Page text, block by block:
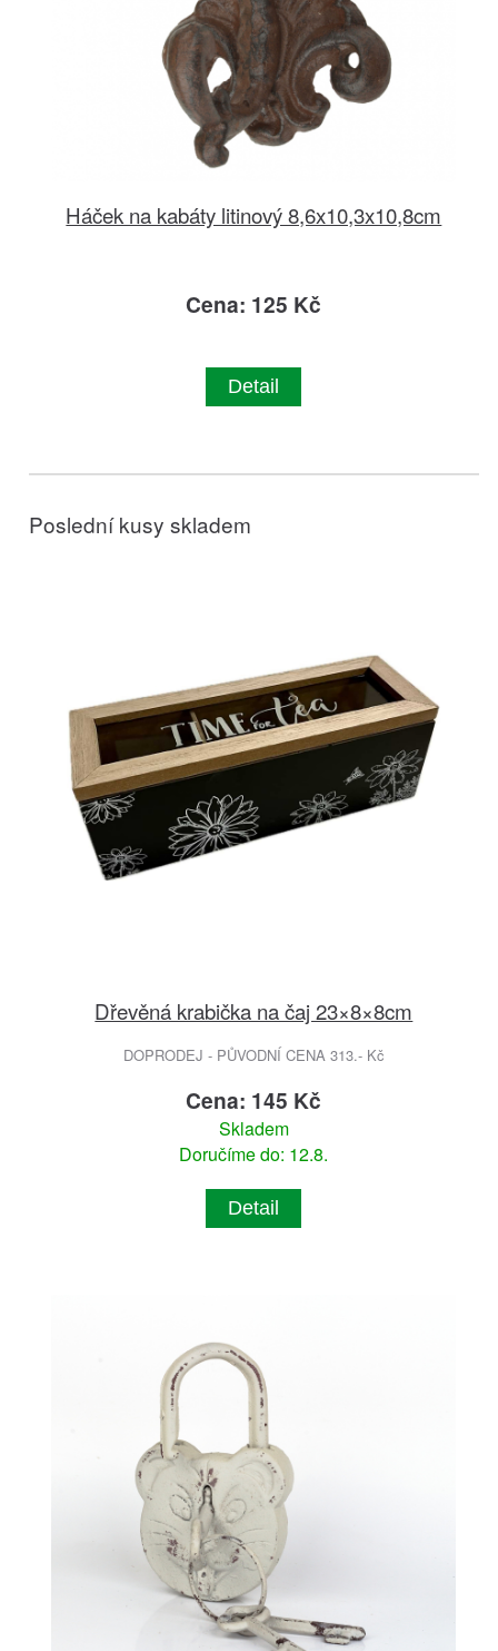
Háček na kabáty litinový 8,6x10,3x10,8cm
Cena: 125 Kč
Detail
Poslední kusy skladem
Dřevěná krabička na čaj 23×8×8cm
DOPRODEJ - PŮVODNÍ CENA 313.- Kč
Cena: 145 Kč
Skladem
Doručíme do: 12.8.
Detail